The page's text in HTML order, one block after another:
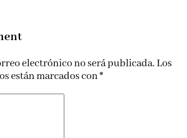
electrónico no será publicada.Los
están marcados con*